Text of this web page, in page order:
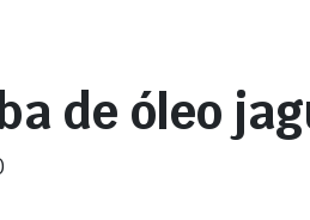
de óleo